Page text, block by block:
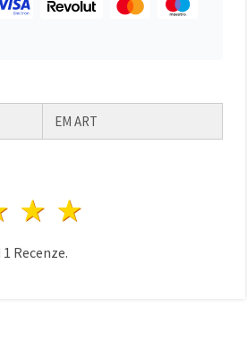
EM ART
4 hvězdy
3 hvězdy
1 Recenze.